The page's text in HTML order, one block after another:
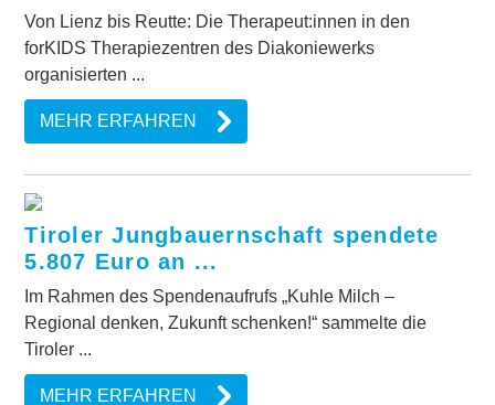
Von Lienz bis Reutte: Die Therapeut:innen in den
forKIDS Therapiezentren des Diakoniewerks
organisierten ...
MEHR ERFAHREN
Tiroler Jungbauernschaft spendete
5.807 Euro an ...
Im Rahmen des Spendenaufrufs „Kuhle Milch –
Regional denken, Zukunft schenken!“ sammelte die
Tiroler ...
MEHR ERFAHREN